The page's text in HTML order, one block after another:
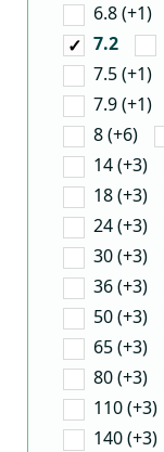
6.8 (+1)
7.2
7.5 (+1)
7.9 (+1)
8 (+6)
14 (+3)
18 (+3)
24 (+3)
30 (+3)
36 (+3)
50 (+3)
65 (+3)
80 (+3)
110 (+3)
140 (+3)